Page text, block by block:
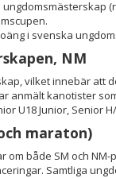
ungdomsmästerskap
i svenska
NM
vilket innebär att
anmält kanotister
U18 Junior, Senior
maraton)
om både SM och
Samtliga